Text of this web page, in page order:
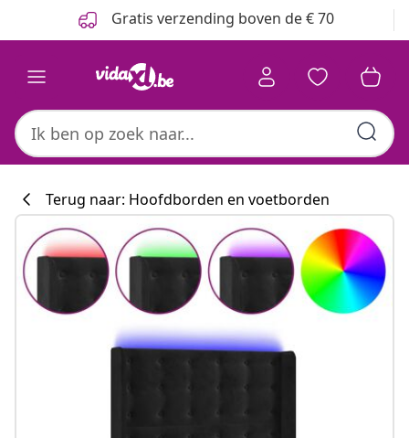
Gratis verzending boven de € 70
Terug naar: Hoofdborden en voetborden